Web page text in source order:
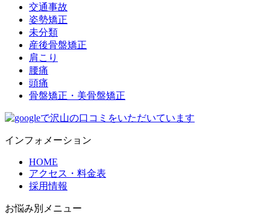
交通事故
姿勢矯正
未分類
産後骨盤矯正
肩こり
腰痛
頭痛
骨盤矯正・美骨盤矯正
インフォメーション
HOME
アクセス・料金表
採用情報
お悩み別メニュー